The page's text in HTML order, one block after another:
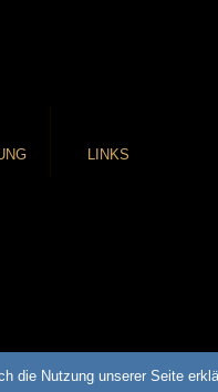
LINKS
die Nutzung unserer Seite